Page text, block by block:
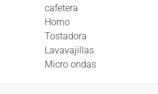
cafetera
Horno
Tostadora
Lavavajillas
Micro ondas